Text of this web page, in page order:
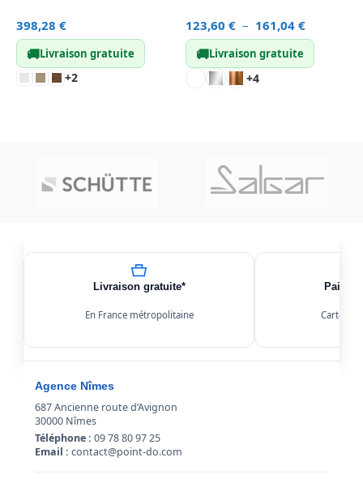
398,28 €
🚚Livraison gratuite
+2
123,60 € – 161,04 €
🚚Livraison gratuite
+4
Livraison gratuite*
En France métropolitaine Carte,
Agence Nîmes
687 Ancienne route d’Avignon
30000 Nîmes
Téléphone : 09 78 80 97 25
Email : contact@point-do.com